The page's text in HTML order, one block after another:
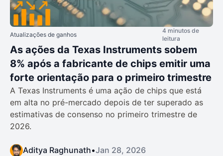
Atualizações de ganhos
4 minutos de
leitura
As ações da Texas Instruments sobem
8% após a fabricante de chips emitir uma
forte orientação para o primeiro trimestre
A Texas Instruments é uma ação de chips que está
em alta no pré-mercado depois de ter superado as
estimativas de consenso no primeiro trimestre de
2026.
Aditya Raghunath•Jan 28, 2026